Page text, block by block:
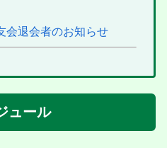
会退会者のお知らせ
ュール